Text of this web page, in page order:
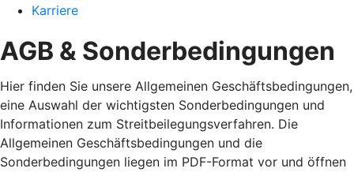
Karriere
AGB & Sonderbedingungen
Hier finden Sie unsere Allgemeinen Geschäftsbedingungen,
eine Auswahl der wichtigsten Sonderbedingungen und
Informationen zum Streitbeilegungsverfahren. Die
Allgemeinen Geschäftsbedingungen und die
Sonderbedingungen liegen im PDF-Format vor und öffnen